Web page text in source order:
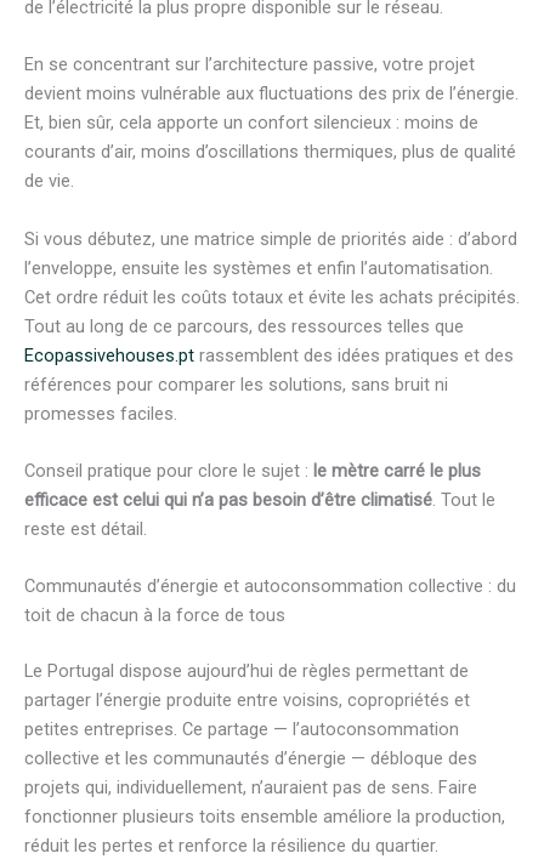
de l’électricité la plus propre disponible sur le réseau.
En se concentrant sur l’architecture passive, votre projet
devient moins vulnérable aux fluctuations des prix de l’énergie.
Et, bien sûr, cela apporte un confort silencieux : moins de
courants d’air, moins d’oscillations thermiques, plus de qualité
de vie.
Si vous débutez, une matrice simple de priorités aide : d’abord
l’enveloppe, ensuite les systèmes et enfin l’automatisation.
Cet ordre réduit les coûts totaux et évite les achats précipités.
Tout au long de ce parcours, des ressources telles que
Ecopassivehouses.pt rassemblent des idées pratiques et des
références pour comparer les solutions, sans bruit ni
promesses faciles.
Conseil pratique pour clore le sujet : le mètre carré le plus
efficace est celui qui n’a pas besoin d’être climatisé. Tout le
reste est détail.
Communautés d’énergie et autoconsommation collective : du
toit de chacun à la force de tous
Le Portugal dispose aujourd’hui de règles permettant de
partager l’énergie produite entre voisins, copropriétés et
petites entreprises. Ce partage — l’autoconsommation
collective et les communautés d’énergie — débloque des
projets qui, individuellement, n’auraient pas de sens. Faire
fonctionner plusieurs toits ensemble améliore la production,
réduit les pertes et renforce la résilience du quartier.